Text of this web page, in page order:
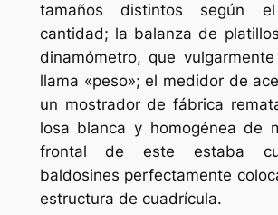
tamaños distintos según
cantidad; la balanza de
dinamómetro, que
llama «peso»; el medidor de
un mostrador de fábrica
losa blanca y homogénea de
frontal de este estaba
baldosines perfectamente
estructura de cuadrícula.